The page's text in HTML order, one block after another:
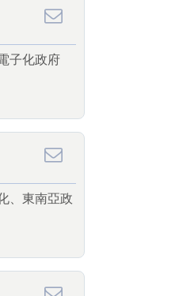
子化政府
、東南亞政